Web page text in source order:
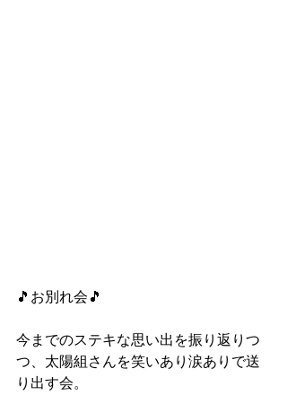
🎵お別れ会🎵
今までのステキな思い出を振り返りつ
つ、太陽組さんを笑いあり涙ありで送
り出す会。